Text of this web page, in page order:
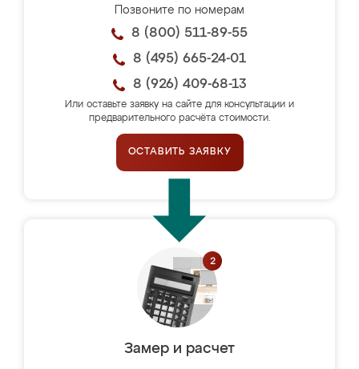
Позвоните по номерам
8 (800) 511-89-55
8 (495) 665-24-01
8 (926) 409-68-13
Или оставьте заявку на сайте для консультации и
предварительного расчёта стоимости.
ОСТАВИТЬ ЗАЯВКУ
Замер и расчет